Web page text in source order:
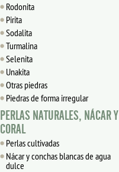
Rodonita
Pirita
Sodalita
Turmalina
Selenita
Unakita
Otras piedras
Piedras de forma irregular
PERLAS NATURALES, NÁCAR Y
CORAL
Perlas cultivadas
Nácar y conchas blancas de agua
dulce